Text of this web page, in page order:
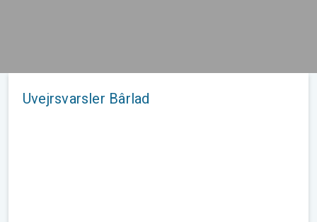
Uvejrsvarsler Bârlad